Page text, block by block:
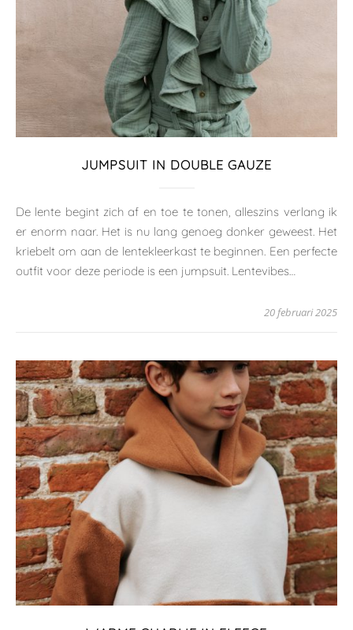
JUMPSUIT IN DOUBLE GAUZE
De lente begint zich af en toe te tonen, alleszins verlang ik
er enorm naar. Het is nu lang genoeg donker geweest. Het
kriebelt om aan de lentekleerkast te beginnen. Een perfecte
outfit voor deze periode is een jumpsuit. Lentevibes…
20 februari 2025